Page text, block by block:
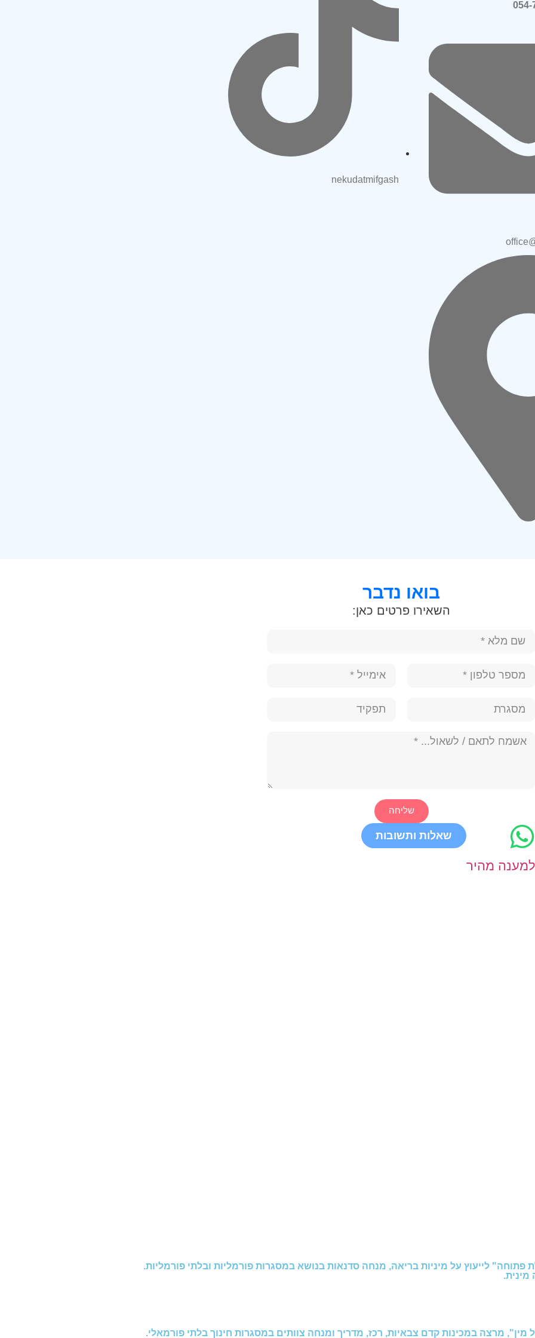
nekudatmifgash
בואו נדבר
השאירו פרטים כאן:
שליחה
למענה מהיר
שאלות ותשובות
לייעוץ על מיניות בריאה, מנחה סדנאות בנושא במסגרות פורמליות ובלתי פורמליות.
מינית.
מרצה במכינות קדם צבאיות, רכז, מדריך ומנחה צוותים במסגרות חינוך בלתי פורמאלי.